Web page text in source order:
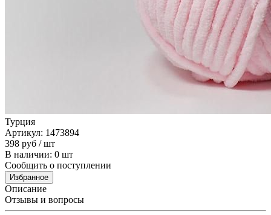
Турция
Артикул: 1473894
398 руб / шт
В наличии: 0 шт
Сообщить о поступлении
Избранное
Описание
Отзывы и вопросы